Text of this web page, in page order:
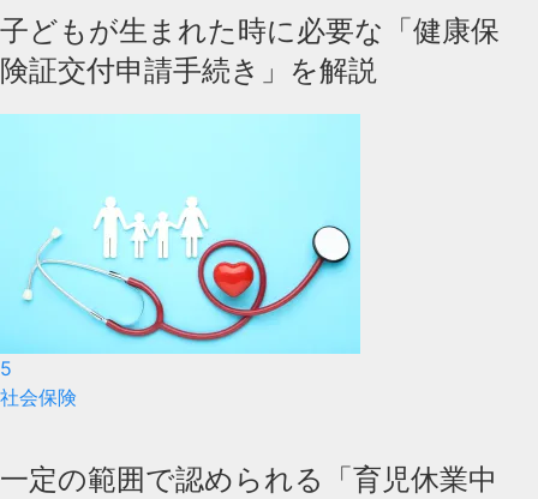
子どもが生まれた時に必要な「健康保
険証交付申請手続き」を解説
5
社会保険
一定の範囲で認められる「育児休業中